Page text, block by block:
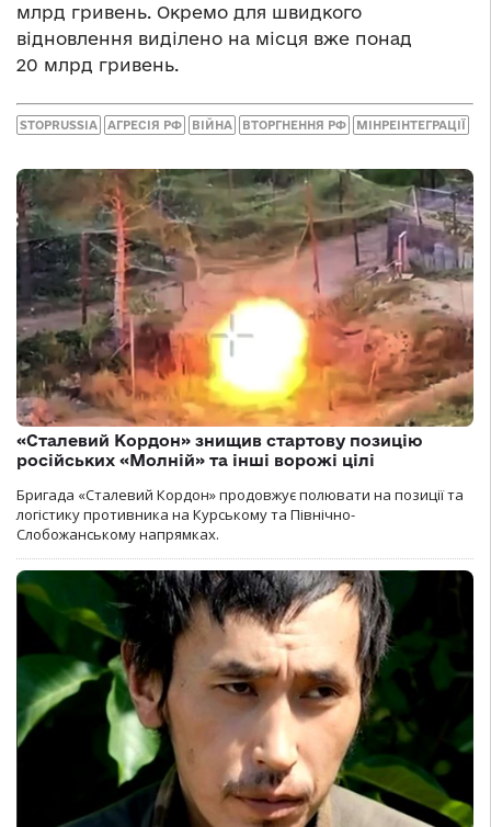
млрд гривень. Окремо для швидкого
відновлення виділено на місця вже понад
20 млрд гривень.
STOPRUSSIA АГРЕСІЯ РФ ВІЙНА ВТОРГНЕННЯ РФ МІНРЕІНТЕГРАЦІЇ
«Сталевий Кордон» знищив стартову позицію
російських «Молній» та інші ворожі цілі
Бригада «Сталевий Кордон» продовжує полювати на позиції та
логістику противника на Курському та Північно-
Слобожанському напрямках.